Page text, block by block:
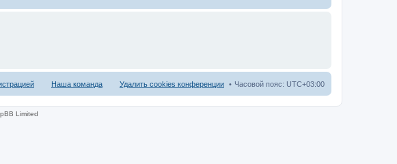
Часовой пояс: UTC+03:00
Удалить cookies конференции
Наша команда
Limited